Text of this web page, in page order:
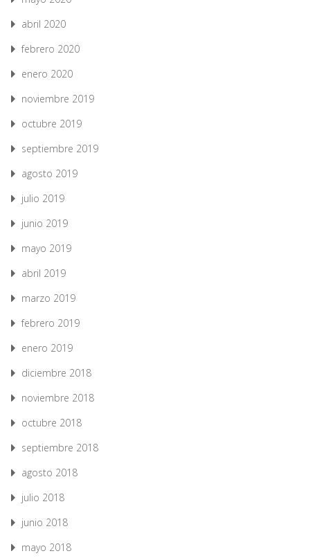
abril 2020
febrero 2020
enero 2020
noviembre 2019
octubre 2019
septiembre 2019
agosto 2019
julio 2019
junio 2019
mayo 2019
abril 2019
marzo 2019
febrero 2019
enero 2019
diciembre 2018
noviembre 2018
octubre 2018
septiembre 2018
agosto 2018
julio 2018
junio 2018
mayo 2018